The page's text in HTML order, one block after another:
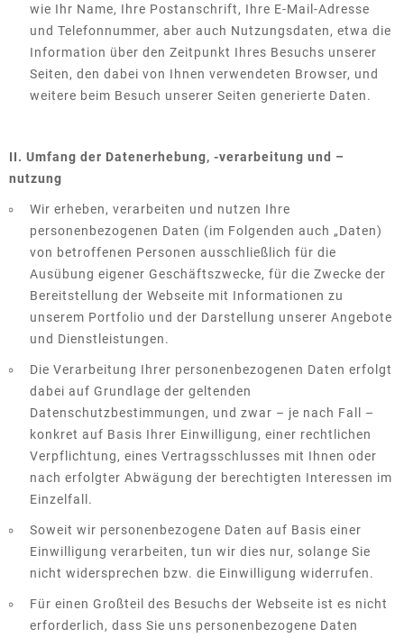
wie Ihr Name, Ihre Postanschrift, Ihre E-Mail-Adresse
und Telefonnummer, aber auch Nutzungsdaten, etwa die
Information über den Zeitpunkt Ihres Besuchs unserer
Seiten, den dabei von Ihnen verwendeten Browser, und
weitere beim Besuch unserer Seiten generierte Daten.
II. Umfang der Datenerhebung, -verarbeitung und –
nutzung
Wir erheben, verarbeiten und nutzen Ihre
personenbezogenen Daten (im Folgenden auch „Daten)
von betroffenen Personen ausschließlich für die
Ausübung eigener Geschäftszwecke, für die Zwecke der
Bereitstellung der Webseite mit Informationen zu
unserem Portfolio und der Darstellung unserer Angebote
und Dienstleistungen.
Die Verarbeitung Ihrer personenbezogenen Daten erfolgt
dabei auf Grundlage der geltenden
Datenschutzbestimmungen, und zwar – je nach Fall –
konkret auf Basis Ihrer Einwilligung, einer rechtlichen
Verpflichtung, eines Vertragsschlusses mit Ihnen oder
nach erfolgter Abwägung der berechtigten Interessen im
Einzelfall.
Soweit wir personenbezogene Daten auf Basis einer
Einwilligung verarbeiten, tun wir dies nur, solange Sie
nicht widersprechen bzw. die Einwilligung widerrufen.
Für einen Großteil des Besuchs der Webseite ist es nicht
erforderlich, dass Sie uns personenbezogene Daten